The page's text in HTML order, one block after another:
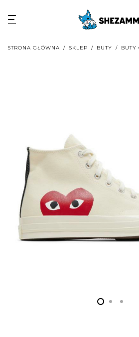
STRONA GŁÓWNA / SKLEP / BUTY / BUTY